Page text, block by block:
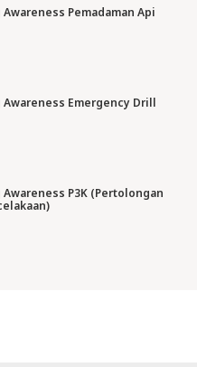
Pemadaman Api
Emergency Drill
P3K (Pertolongan